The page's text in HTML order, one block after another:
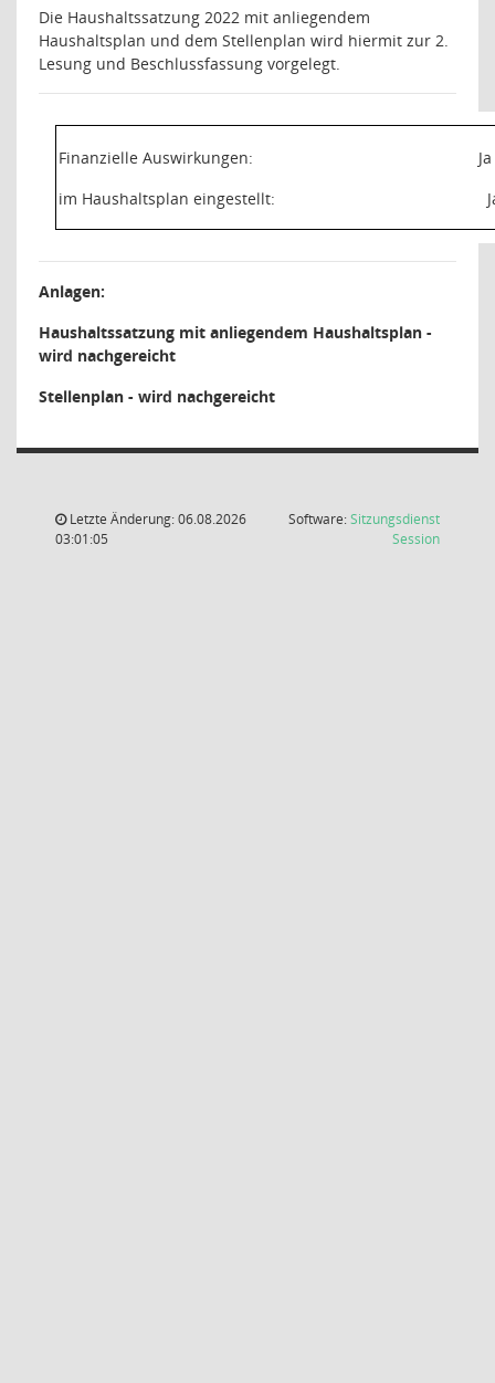
Die Haushaltssatzung 2022 mit anliegendem
Haushaltsplan und dem Stellenplan wird hiermit zur 2.
Lesung und Beschlussfassung vorgelegt.
Finanzielle Auswirkungen:
Ja
im Haushaltsplan eingestellt:
Anlagen:
Haushaltssatzung mit anliegendem Haushaltsplan -
wird nachgereicht
Stellenplan - wird nachgereicht
Letzte Änderung: 06.08.2026
03:01:05
Software:Sitzungsdienst
Session(Wird in